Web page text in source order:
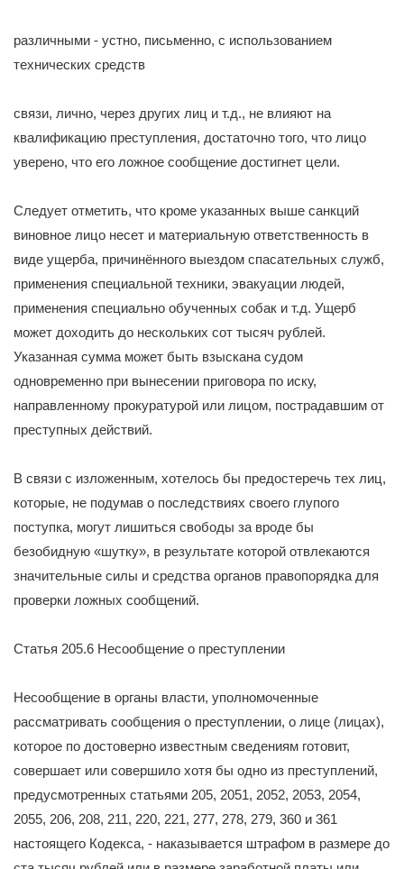
различными - устно, письменно, с использованием
технических средств
связи, лично, через других лиц и т.д., не влияют на
квалификацию преступления, достаточно того, что лицо
уверено, что его ложное сообщение достигнет цели.
Следует отметить, что кроме указанных выше санкций
виновное лицо несет и материальную ответственность в
виде ущерба, причинённого выездом спасательных служб,
применения специальной техники, эвакуации людей,
применения специально обученных собак и т.д. Ущерб
может доходить до нескольких сот тысяч рублей.
Указанная сумма может быть взыскана судом
одновременно при вынесении приговора по иску,
направленному прокуратурой или лицом, пострадавшим от
преступных действий.
В связи с изложенным, хотелось бы предостеречь тех лиц,
которые, не подумав о последствиях своего глупого
поступка, могут лишиться свободы за вроде бы
безобидную «шутку», в результате которой отвлекаются
значительные силы и средства органов правопорядка для
проверки ложных сообщений.
Статья 205.6 Несообщение о преступлении
Несообщение в органы власти, уполномоченные
рассматривать сообщения о преступлении, о лице (лицах),
которое по достоверно известным сведениям готовит,
совершает или совершило хотя бы одно из преступлений,
предусмотренных статьями 205, 2051, 2052, 2053, 2054,
2055, 206, 208, 211, 220, 221, 277, 278, 279, 360 и 361
настоящего Кодекса, - наказывается штрафом в размере до